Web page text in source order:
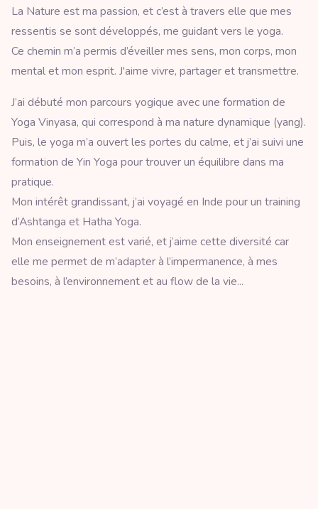
La Nature est ma passion, et c’est à travers elle que mes
ressentis se sont développés, me guidant vers le yoga.
Ce chemin m’a permis d’éveiller mes sens, mon corps, mon
mental et mon esprit. J'aime vivre, partager et transmettre.
J’ai débuté mon parcours yogique avec une formation de
Yoga Vinyasa, qui correspond à ma nature dynamique (yang).
Puis, le yoga m’a ouvert les portes du calme, et j’ai suivi une
formation de Yin Yoga pour trouver un équilibre dans ma
pratique.
Mon intérêt grandissant, j’ai voyagé en Inde pour un training
d’Ashtanga et Hatha Yoga.
Mon enseignement est varié, et j’aime cette diversité car
elle me permet de m’adapter à l’impermanence, à mes
besoins, à l’environnement et au flow de la vie...